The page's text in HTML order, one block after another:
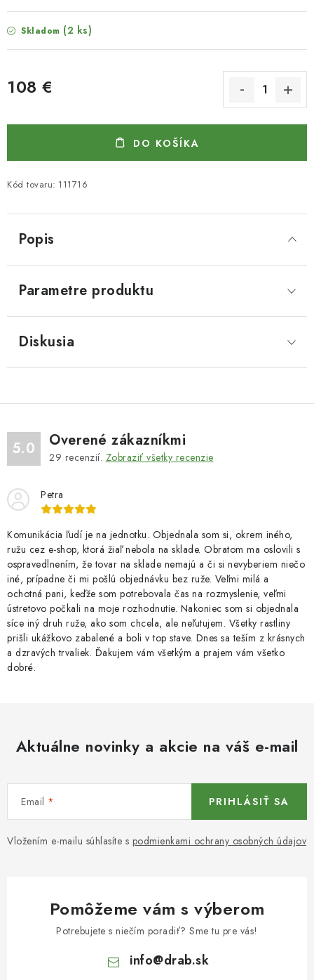
Skladom (2 ks)
108 €
DO KOŠÍKA
Kód tovaru: 111716
Popis
Parametre produktu
Diskusia
5.0 Overené zákazníkmi
29 recenzií. Zobraziť všetky recenzie
Petra
Komunikácia ľudí je na jednotku. Objednala som si, okrem iného,
ružu cez e-shop, ktorá žiaľ nebola na sklade. Obratom ma oslovili s
ospravedlnením, že tovar na sklade nemajú a či si nevyberiem niečo
iné, prípadne či mi pošlú objednávku bez ruže. Veľmi milá a
ochotná pani, keďže som potrebovala čas na rozmyslenie, veľmi
ústretovo počkali na moje rozhodnutie. Nakoniec som si objednala
síce iný druh ruže, ako som chcela, ale neľutujem. Všetky rastliny
prišli ukážkovo zabalené a boli v top stave. Dnes sa teším z krásnych
a dzravých trvaliek. Ďakujem vám všetkým a prajem vám všetko
dobré.
Aktuálne novinky a akcie na váš e-mail
Email
Vložením e-mailu súhlasíte s podmienkami ochrany osobných údajov
PRIHLÁSIŤ SA
Pomôžeme vám s výberom
Potrebujete s niečím poradiť? Sme tu pre vás!
info@drab.sk